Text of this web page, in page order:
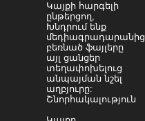
Կայքի հարգելի
ընթերցող,
Խնդրում ենք
մեդիագրադարանից
բեռնած ֆայլերը
այլ ցանցեր
տեղափոխելուց
անպայման նշել
աղբյուրը:
Շնորհակալություն